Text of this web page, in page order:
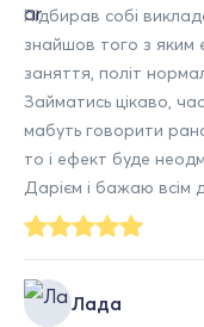
Підбирав собі
знайшов того з яким
заняття, політ
Займатись цікаво,
мабуть говорити
то і ефект буде
Дарієм і бажаю всім
Лада